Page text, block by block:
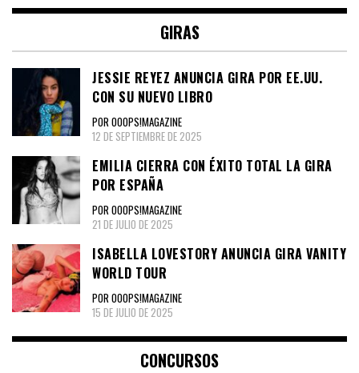
GIRAS
JESSIE REYEZ ANUNCIA GIRA POR EE.UU.
CON SU NUEVO LIBRO
POR OOOPS!MAGAZINE
12 DE SEPTIEMBRE DE 2025
EMILIA CIERRA CON ÉXITO TOTAL LA GIRA
POR ESPAÑA
POR OOOPS!MAGAZINE
21 DE JULIO DE 2025
ISABELLA LOVESTORY ANUNCIA GIRA VANITY
WORLD TOUR
POR OOOPS!MAGAZINE
15 DE JULIO DE 2025
CONCURSOS